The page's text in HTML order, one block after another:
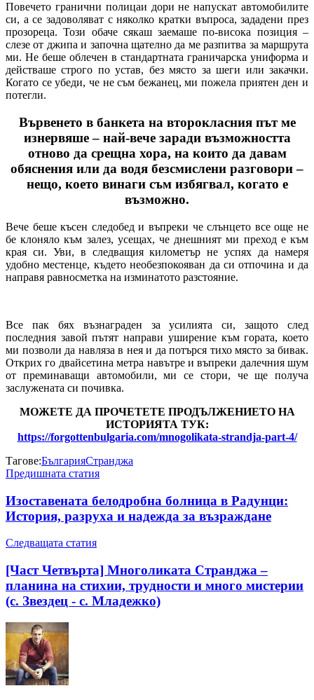
Повечето гранични полицаи дори не напускат автомобилите
си, а се задоволяват с няколко кратки въпроса, зададени през
прозореца. Този обаче сякаш заемаше по-висока позиция –
слезе от джипа и започна щателно да ме разпитва за маршрута
ми. Не беше облечен в стандартната граничарска униформа и
действаше строго по устав, без място за шеги или закачки.
Когато се убеди, че не съм бежанец, ми пожела приятен ден и
потегли.
Вървенето в банкета на второкласния път ме
изнервяше – най-вече заради възможността
отново да срещна хора, на които да давам
обяснения или да водя безсмислени разговори –
нещо, което винаги съм избягвал, когато е
възможно.
Вече беше късен следобед и въпреки че слънцето все още не
бе клоняло към залез, усещах, че днешният ми преход е към
края си. Уви, в следващия километър не успях да намеря
удобно местенце, където необезпокояван да си отпочина и да
направя равносметка на изминатото разстояние.
Все пак бях възнаграден за усилията си, защото след
последния завой пътят направи уширение към гората, което
ми позволи да навляза в нея и да потърся тихо място за бивак.
Открих го двайсетина метра навътре и въпреки далечния шум
от преминаващи автомобили, ми се стори, че ще получа
заслужената си почивка.
МОЖЕТЕ ДА ПРОЧЕТЕТЕ ПРОДЪЛЖЕНИЕТО НА
ИСТОРИЯТА ТУК:
https://forgottenbulgaria.com/mnogolikata-strandja-part-4/
Тагове:БългарияСтранджа
Предишната статия
Изоставената белодробна болница в Радунци:
История, разруха и надежда за възраждане
Следващата статия
[Част Четвърта] Многоликата Странджа –
планина на стихии, трудности и много мистерии
(с. Звездец - с. Младежко)